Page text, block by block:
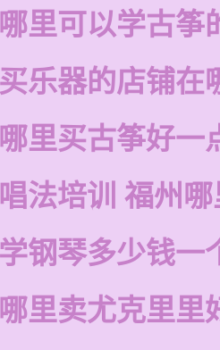
里可以学古筝
乐器的店铺在
里买古筝好一
法培训 福州
钢琴多少钱一
里卖尤克里里